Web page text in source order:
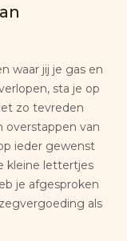
waar jij je gas en
sta je op
zo tevreden
overstappen van
ieder gewenst
kleine lettertjes
je afgesproken
als